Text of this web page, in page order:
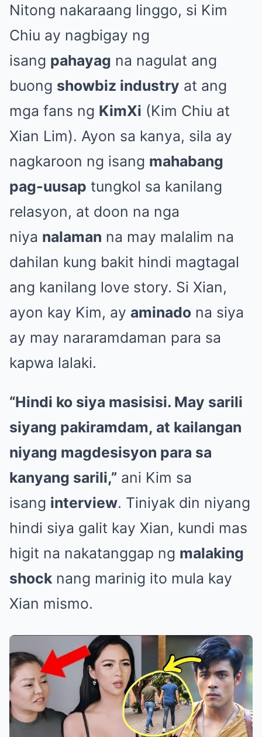
Nitong nakaraang linggo, si Kim
Chiu ay nagbigay ng
isang pahayag na nagulat ang
buong showbiz industry at ang
mga fans ng KimXi (Kim Chiu at
Xian Lim). Ayon sa kanya, sila ay
nagkaroon ng isang mahabang
pag-uusap tungkol sa kanilang
relasyon, at doon na nga
niya nalaman na may malalim na
dahilan kung bakit hindi magtagal
ang kanilang love story. Si Xian,
ayon kay Kim, ay aminado na siya
ay may nararamdaman para sa
kapwa lalaki.
“Hindi ko siya masisisi. May sarili
siyang pakiramdam, at kailangan
niyang magdesisyon para sa
kanyang sarili,” ani Kim sa
isang interview. Tiniyak din niyang
hindi siya galit kay Xian, kundi mas
higit na nakatanggap ng malaking
shock nang marinig ito mula kay
Xian mismo.